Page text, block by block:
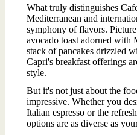
What truly distinguishes
Mediterranean and
symphony of flavors.
avocado toast adorned with
stack of pancakes drizzled
Capri's breakfast offerings
style.
But it's not just about the
impressive. Whether you
Italian espresso or the
options are as diverse as